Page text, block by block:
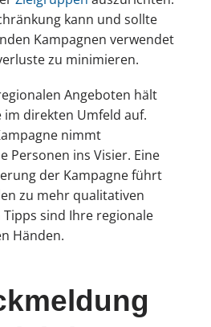
kann und sollte
Kampagnen verwendet
zu minimieren.
Angeboten hält
im direkten Umfeld auf.
nimmt
Personen ins Visier. Eine
der Kampagne führt
zu mehr qualitativen
sind Ihre regionale
Händen.